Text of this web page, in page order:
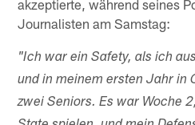
akzeptierte, während seines
Journalisten am Samstag:
"Ich war ein Safety, als ich
und in meinem ersten Jahr in
zwei Seniors. Es war Woche